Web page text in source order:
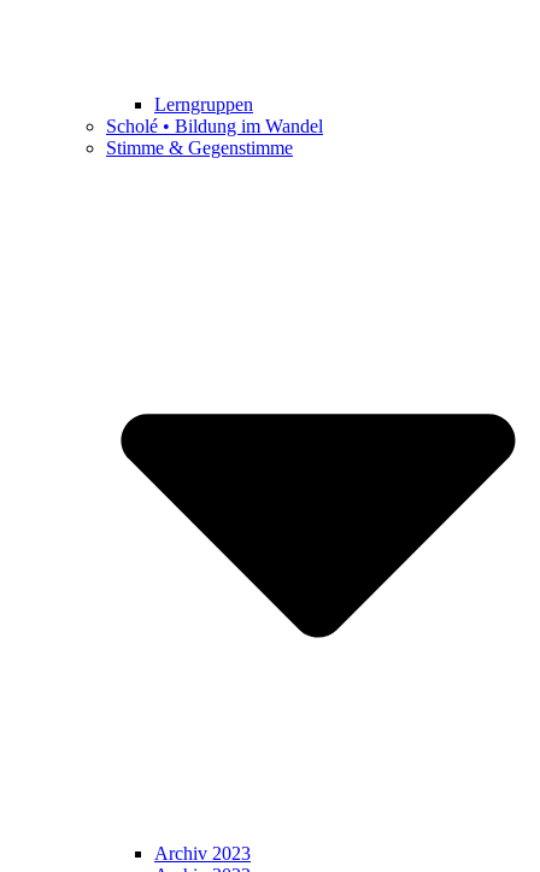
Lerngruppen
Scholé • Bildung im Wandel
Stimme & Gegenstimme
Archiv 2023